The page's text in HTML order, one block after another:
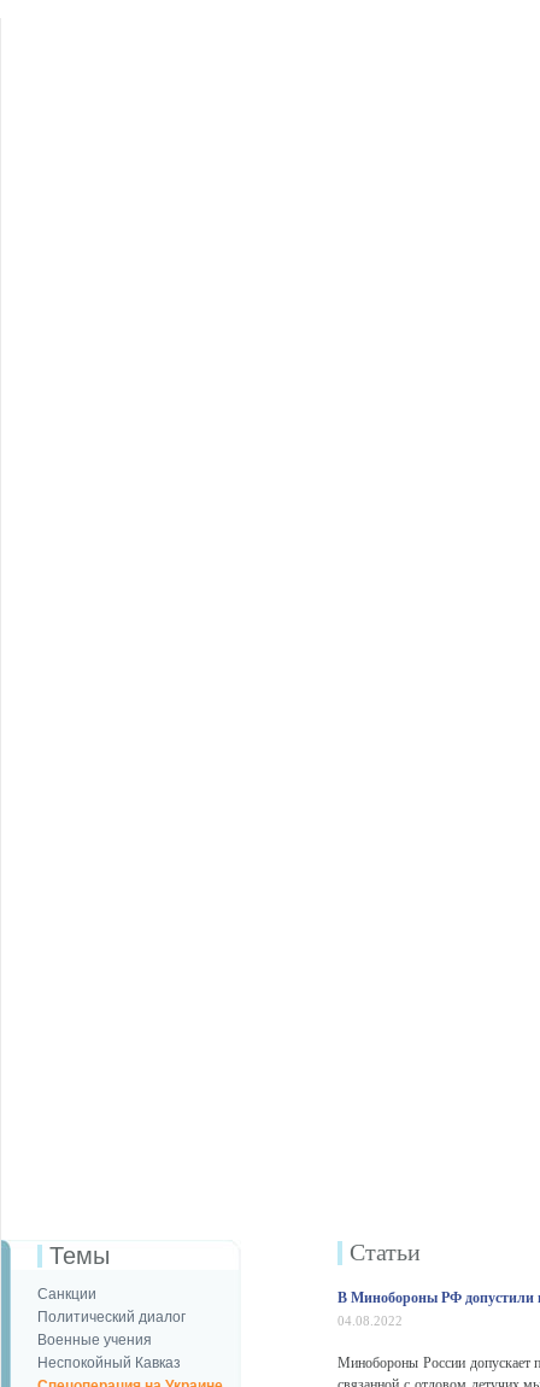
Темы
Санкции
Политический диалог
Военные учения
Неспокойный Кавказ
Статьи
В Минобороны РФ допустили
04.08.2022
Минобороны России